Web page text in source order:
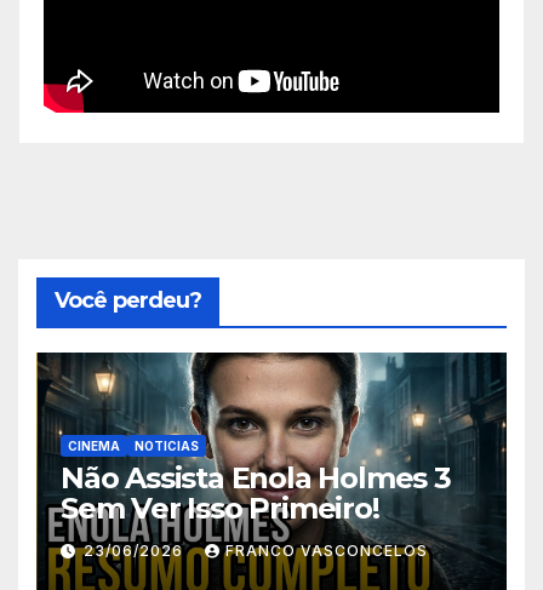
Você perdeu?
CINEMA NOTICIAS
Não Assista Enola Holmes 3
Sem Ver Isso Primeiro!
23/06/2026 FRANCO VASCONCELOS